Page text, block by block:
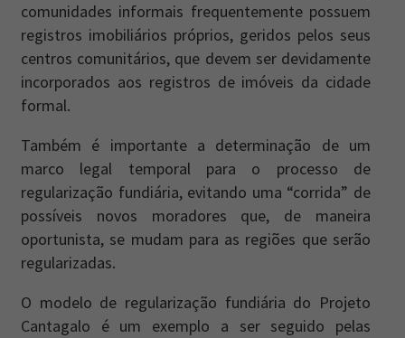
comunidades informais frequentemente possuem
registros imobiliários próprios, geridos pelos seus
centros comunitários, que devem ser devidamente
incorporados aos registros de imóveis da cidade
formal.
Também é importante a determinação de um
marco legal temporal para o processo de
regularização fundiária, evitando uma “corrida” de
possíveis novos moradores que, de maneira
oportunista, se mudam para as regiões que serão
regularizadas.
O modelo de regularização fundiária do Projeto
Cantagalo é um exemplo a ser seguido pelas